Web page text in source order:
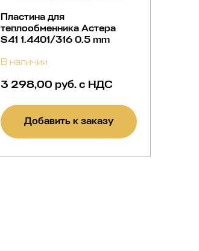
Пластина для
теплообменника Астера
S41 1.4401/316 0.5 mm
В наличии
3 298,00 руб. с НДС
Добавить к заказу